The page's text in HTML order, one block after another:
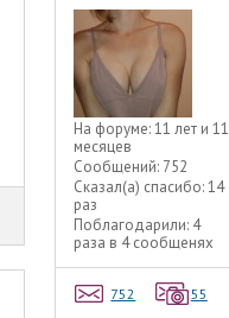
На форуме:11 лет и 11
месяцев
Сообщений: 752
Сказал(а) спасибо:14
раз
Поблагодарили: 4
раза в 4 сообщенях
752 55